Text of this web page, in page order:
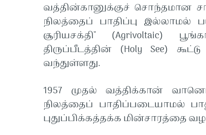
வத்தின்கானுக்குச் சொந்தமான
நிலத்தைப் பாதிப்பு இல்லாமல்
சூரியசக்தி" (Agrivoltaic)
திருப்பீடத்தின் (Holy See)
வந்துள்ளது.
1957 முதல் வத்திக்கான்
நிலத்தைப் பாதிப்படையாமல்
புதுப்பிக்கத்தக்க மின்சாரத்தை